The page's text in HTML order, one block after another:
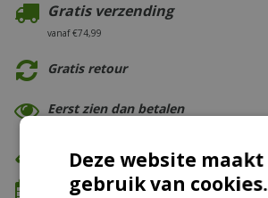
Gratis verzending
vanaf €74,99
Gratis retour
Eerst zien dan betalen
Eigen bezorg- & installatieservice
We komen wanneer het jou uitkomt
Deze website maakt
gebruik van cookies.